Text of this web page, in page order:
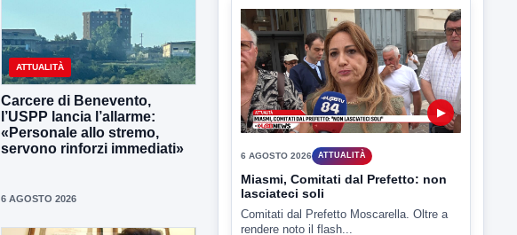
ATTUALITÀ
Carcere di Benevento,
l’USPP lancia l’allarme:
«Personale allo stremo,
servono rinforzi immediati»
6 AGOSTO 2026
▶
6 AGOSTO 2026 ATTUALITÀ
Miasmi, Comitati dal Prefetto: non
lasciateci soli
Comitati dal Prefetto Moscarella. Oltre a
rendere noto il flash...